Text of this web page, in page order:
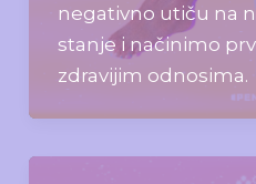
negativno utiču na
stanje i načinimo
zdravijim odnosima.